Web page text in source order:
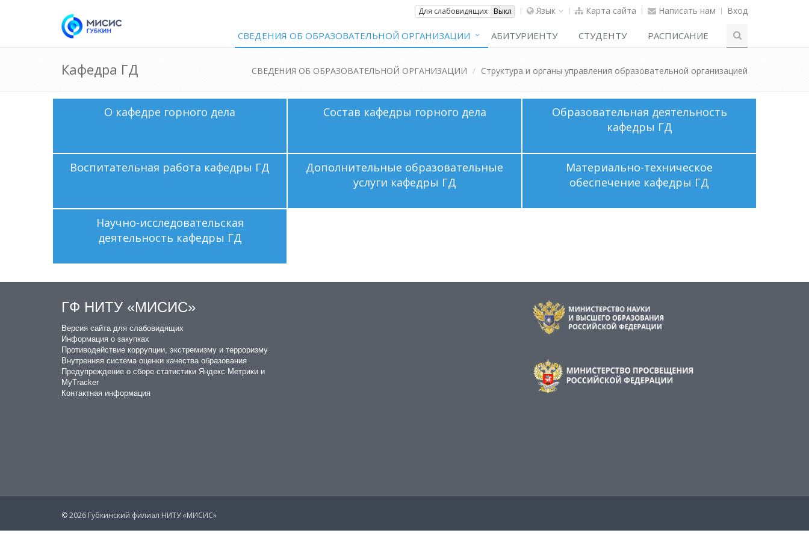
Для слабовидящих Выкл Язык Карта сайта Написать нам Вход
СВЕДЕНИЯ ОБ ОБРАЗОВАТЕЛЬНОЙ ОРГАНИЗАЦИИ АБИТУРИЕНТУ СТУДЕНТУ РАСПИСАНИЕ
Кафедра ГД СВЕДЕНИЯ ОБ ОБРАЗОВАТЕЛЬНОЙ ОРГАНИЗАЦИИ Структура и органы управления образовательной организацией
О кафедре горного дела Состав кафедры горного дела
Образовательная деятельность
кафедры ГД
Воспитательная работа кафедры ГД
Дополнительные образовательные
услуги кафедры ГД
Материально-техническое
обеспечение кафедры ГД
Научно-исследовательская
деятельность кафедры ГД
ГФ НИТУ «МИСИС»
​Версия сайта для слабовидящих
Информация о закупках
Противодействие коррупции, экстремизму и терроризму
Внутренняя система оценки качества образования
Предупреждение о сборе статистики Яндекс Метрики и
MyTracker
Контактная информация
© 2026 Губкинский филиал НИТУ «МИСИС»